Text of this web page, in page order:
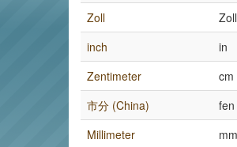
Zoll
Zoll
inch
in
Zentimeter
cm
市分 (China)
fen
Millimeter
mm